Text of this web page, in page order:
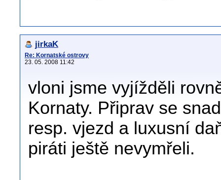
jirkaK
Re: Kornatské ostrovy
23. 05. 2008 11:42
vloni jsme vyjížděli
Kornaty. Připrav se
resp. vjezd a luxusní
piráti ještě nevymřeli.